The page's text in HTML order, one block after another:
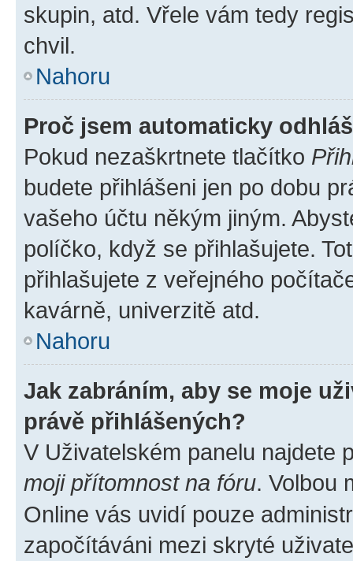
skupin, atd. Vřele vám tedy
chvil.
Nahoru
Proč jsem automaticky
Pokud nezaškrtnete tlačítko
budete přihlášeni jen po dobu
vašeho účtu někým jiným.
políčko, když se přihlašujete.
přihlašujete z veřejného
kavárně, univerzitě atd.
Nahoru
Jak zabráním, aby se moje
právě přihlášených?
V Uživatelském panelu najdete
moji přítomnost na fóru. Volbou
Online vás uvidí pouze
započítáváni mezi skryté